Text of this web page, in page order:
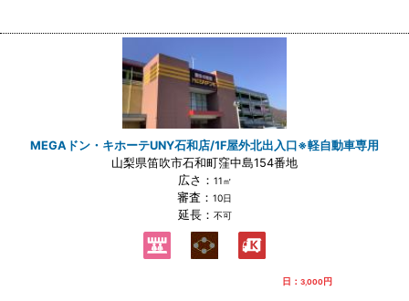
MEGAドン・キホーテUNY石和店/1F屋外北出入口※軽自動車専用
山梨県笛吹市石和町窪中島154番地
広さ： 11㎡
審査： 10日
延長： 不可
日： 3,000円